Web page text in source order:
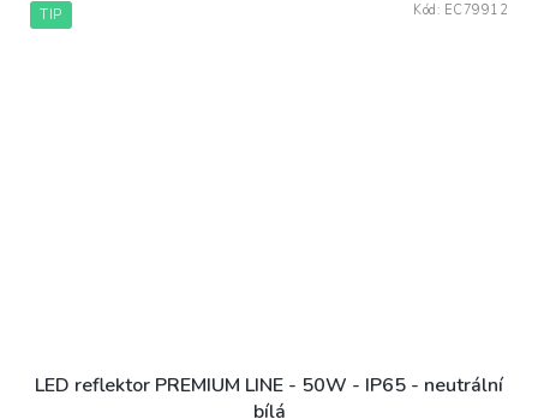
TIP
LED reflektor PREMIUM LINE - 50W - IP65 - neutrální
bílá
Kód: EC79912